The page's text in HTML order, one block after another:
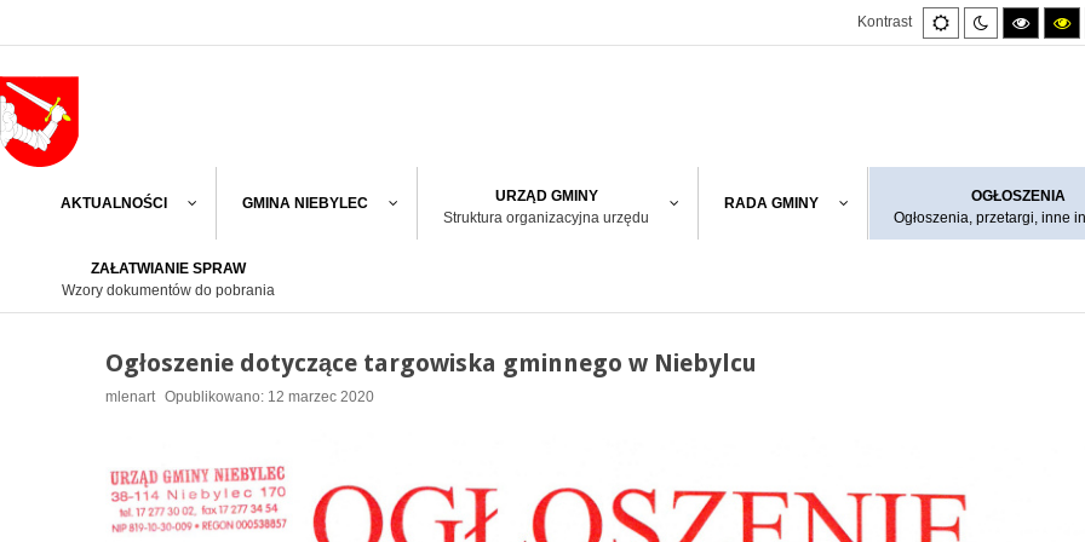
Kontrast
Default
mode
Night
mode
High
AKTUALNOŚCI GMINA NIEBYLEC
URZĄD GMINY
Struktura organizacyjna urzędu
RADA GMINY
OGŁOSZENIA
Ogłoszenia, przetargi, inne
ZAŁATWIANIE SPRAW
Wzory dokumentów do pobrania
Ogłoszenie dotyczące targowiska gminnego w Niebylcu
mlenart Opublikowano: 12 marzec 2020